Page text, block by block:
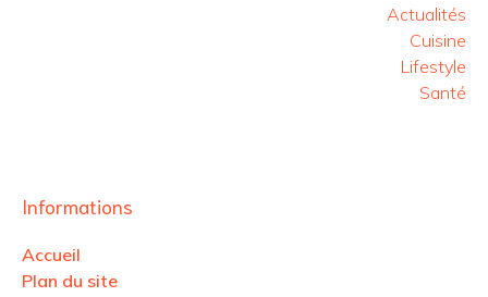
Actualités
Cuisine
Lifestyle
Santé
Informations
Accueil
Plan du site